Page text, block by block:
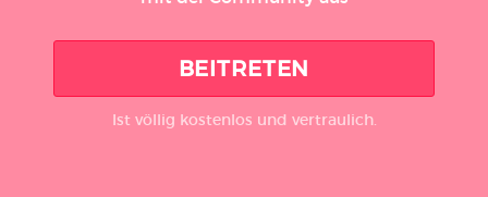
BEITRETEN
Ist völlig kostenlos und vertraulich.